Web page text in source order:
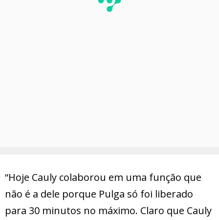
“Hoje Cauly colaborou em uma função que
não é a dele porque Pulga só foi liberado
para 30 minutos no máximo. Claro que Cauly